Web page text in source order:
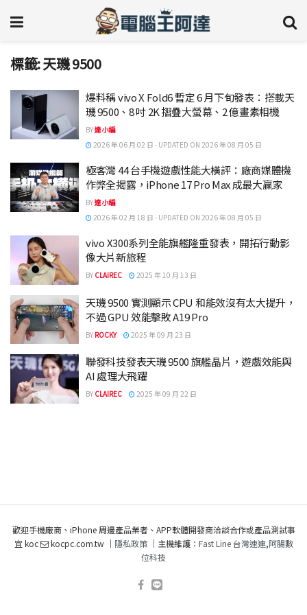
標籤:天璣 9500
爆料稱 vivo X Fold6 暫定 6 月下旬發表：搭載天
璣 9500、8 吋 2K 摺疊大螢幕、2 億畫素相機
BY達小編
2026 年 06 月 02 日 - UPDATED ON 2026 年 08 月 05 日
極客灣 44 台手機遊戲性能大橫評：廠商媒體機
作弊全揭露，iPhone 17 Pro Max 成最大贏家
BY達小編
2026 年 02 月 18 日 - UPDATED ON 2026 年 08 月 05 日
vivo X300系列全能旗艦隆重發表，開拓行動影
像大片新旅程
BY CLAIREC 2025 年 10 月 13 日
天璣 9500 實測顯示 CPU 和能效沒有太大提升，
不過 GPU 效能擊敗 A19 Pro
BY ROCKY 2025 年 09 月 23 日
聯發科技發表天璣 9500 旗艦晶片，遊戲效能與
AI 處理大飛躍
BY CLAIREC 2025 年 09 月 22 日
歡迎手機廠商、iPhone 周邊產品業者、APP軟體開發商洽談合作或產品測試事
宜 koc
kocpc.com.tw ｜ 隱私政策｜主機維護： Fast Line 台灣速連,阿腸數
位科技